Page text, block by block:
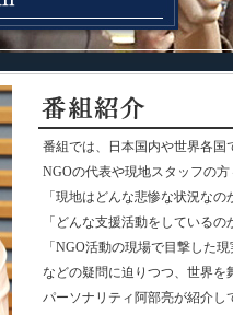
番組では、日本国内や世界各国
NGOの代表や現地スタッフの
「現地はどんな悲惨な状況なの
「どんな支援活動をしているの
「NGO活動の現場で目撃した
などの疑問に迫りつつ、世界を
パーソナリティ阿部亮が紹介し